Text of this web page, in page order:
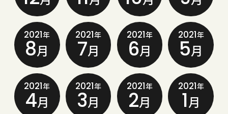
2021年
8月
2021年
7月
2021年
6月
2021年
5月
2021年
4月
2021年
3月
2021年
2月
2021年
1月